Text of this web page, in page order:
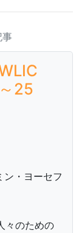
事
25
ン・ヨーセフ
々のための